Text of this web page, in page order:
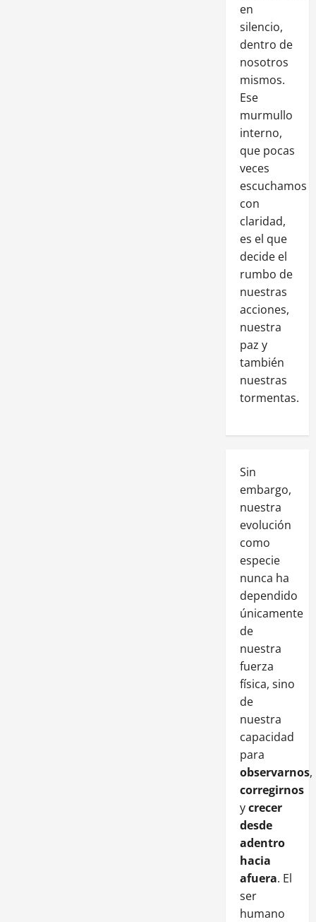
en
silencio,
dentro de
nosotros
mismos.
Ese
murmullo
interno,
que pocas
veces
escuchamos
con
claridad,
es el que
decide el
rumbo de
nuestras
acciones,
nuestra
paz y
también
nuestras
tormentas.
Sin
embargo,
nuestra
evolución
como
especie
nunca ha
dependido
únicamente
de
nuestra
fuerza
física, sino
de
nuestra
capacidad
para
observarnos,
corregirnos
ycrecer
desde
adentro
hacia
afuera. El
ser
humano